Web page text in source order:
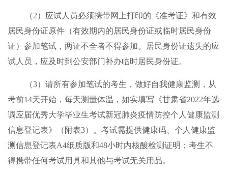
（2）应试人员必须携带网上打印的《准考证》和有效
居民身份证原件（有效期内的居民身份证或临时居民身份
证）参加笔试，两证不全者不得参加。居民身份证遗失的应
试人员，应及时到公安部门补办临时居民身份证。
（3）请所有参加笔试的考生，做好自我健康监测，从
考前14天开始，每天测量体温，如实填写《甘肃省2022年选
调应届优秀大学毕业生考试新冠肺炎疫情防控个人健康监测
信息登记表》（附表3）。考试需提供健康码、个人健康监
测信息登记表A4纸质版和48小时内核酸检测证明；考生不
得携带任何考试用具和其他与考试无关用品。